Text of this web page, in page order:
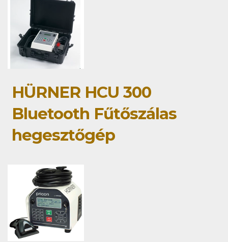
HÜRNER HCU 300
Bluetooth Fűtőszálas
hegesztőgép